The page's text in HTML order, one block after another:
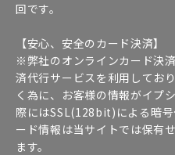
回です。
【安心、安全のカード決済】
※弊社のオンラインカード決
済代行サービスを利用してお
く為に、お客様の情報がイプ
際にはSSL(128bit)による暗
ード情報は当サイトでは保有
ます。